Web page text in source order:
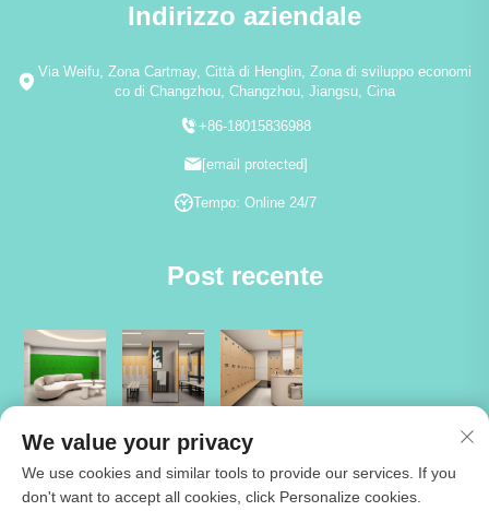
Indirizzo aziendale
Via Weifu, Zona Cartmay, Città di Henglin, Zona di sviluppo economi
co di Changzhou, Changzhou, Jiangsu, Cina
+86-18015836988
[email protected]
Tempo: Online 24/7
Post recente
We value your privacy
We use cookies and similar tools to provide our services. If you
don't want to accept all cookies, click Personalize cookies.